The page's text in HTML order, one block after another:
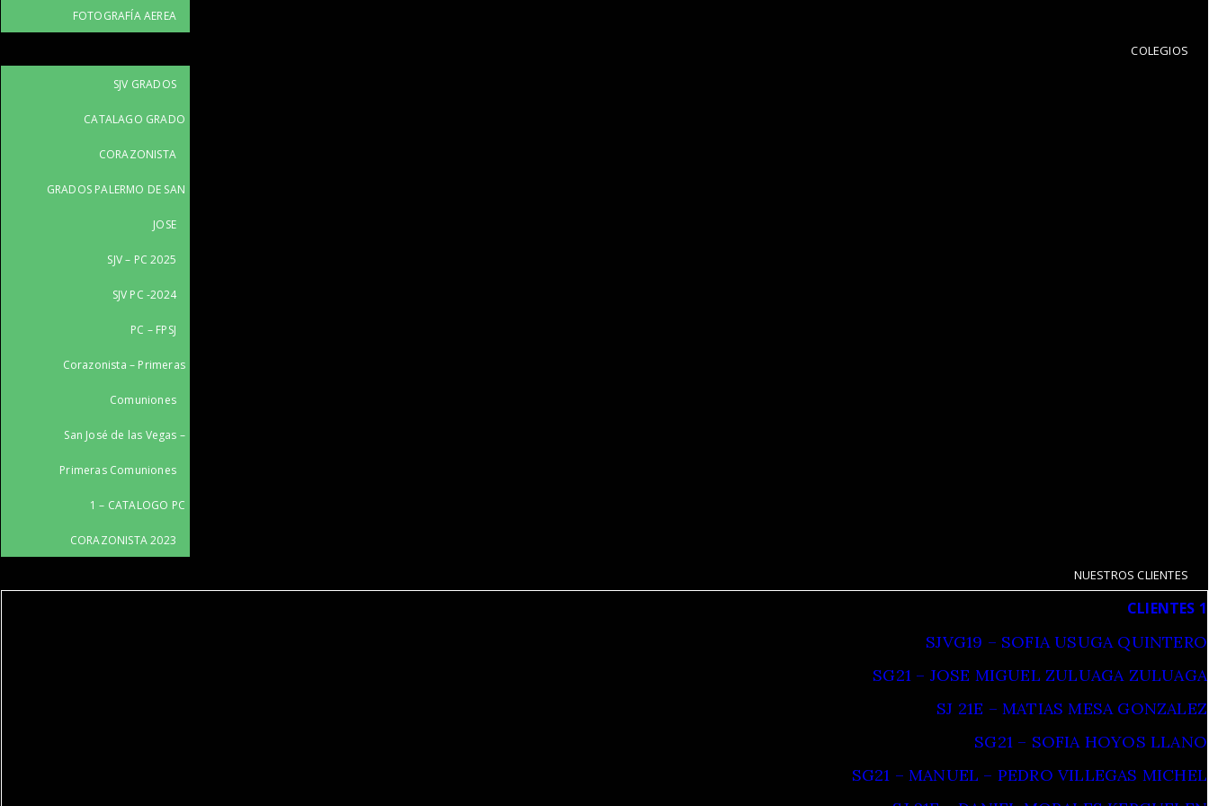
FOTOGRAFÍA AEREA
COLEGIOS
SJV GRADOS
CATALAGO GRADO
CORAZONISTA
GRADOS PALERMO DE SAN
JOSE
SJV – PC 2025
SJV PC -2024
PC – FPSJ
Corazonista – Primeras
Comuniones
San José de las Vegas –
Primeras Comuniones
1 – CATALOGO PC
CORAZONISTA 2023
NUESTROS CLIENTES
CLIENTES 1
SJVG19 – SOFIA USUGA QUINTERO
SG21 – JOSE MIGUEL ZULUAGA ZULUAGA
SJ 21E – MATIAS MESA GONZALEZ
SG21 – SOFIA HOYOS LLANO
SG21 – MANUEL – PEDRO VILLEGAS MICHEL